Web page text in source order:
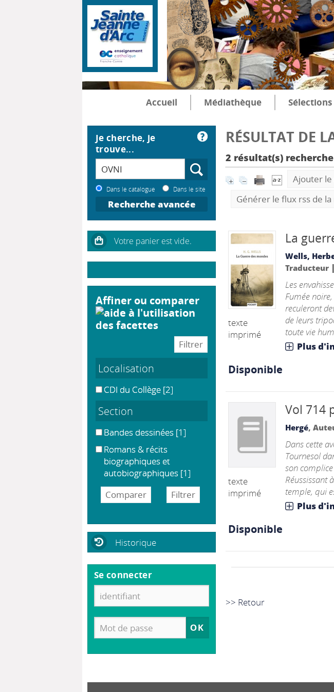
Accueil Médiathèque Sélections
RÉSULTAT DE
2 résultat(s)
Ajouter
Générer le flux rss de
texte
imprimé
La
Wells,
Traducteur |
Les
Fumée
reculeront
de leurs
toute vie
Plus
Disponible
texte
imprimé
Vol 714
Hergé,
Dans cette
Tournesol
son
Réussissant
temple, qui
Plus
Disponible
>> Retour
Je cherche, je
trouve...
Dans le catalogue Dans le site
Recherche avancée
affiner ou comparer
Localisation
CDI du Collège [2]
Section
Bandes dessinées [1]
Romans & récits
biographiques et
autobiographiques [1]
Historique
Se connecter